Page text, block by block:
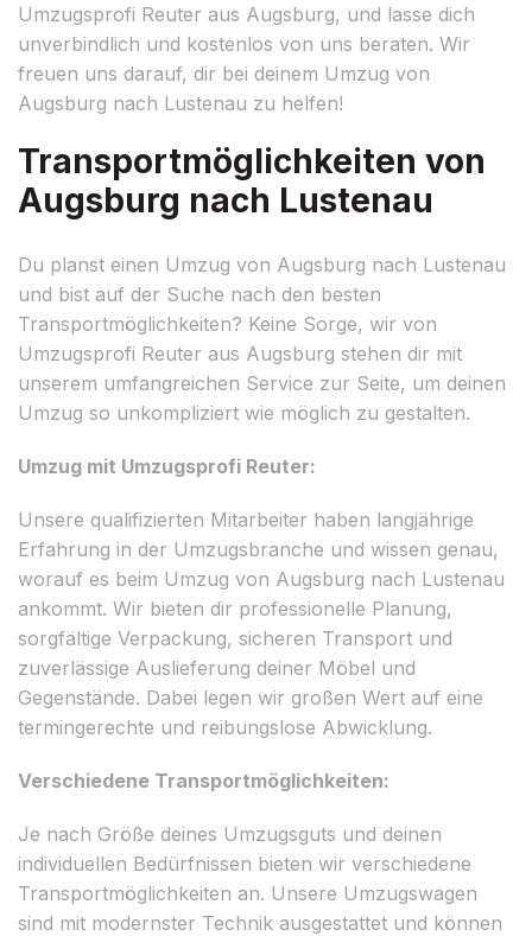
Umzugsprofi Reuter aus Augsburg, und lasse dich
unverbindlich und kostenlos von uns beraten. Wir
freuen uns darauf, dir bei deinem Umzug von
Augsburg nach Lustenau zu helfen!
Transportmöglichkeiten von
Augsburg nach Lustenau
Du planst einen Umzug von Augsburg nach Lustenau
und bist auf der Suche nach den besten
Transportmöglichkeiten? Keine Sorge, wir von
Umzugsprofi Reuter aus Augsburg stehen dir mit
unserem umfangreichen Service zur Seite, um deinen
Umzug so unkompliziert wie möglich zu gestalten.
Umzug mit Umzugsprofi Reuter:
Unsere qualifizierten Mitarbeiter haben langjährige
Erfahrung in der Umzugsbranche und wissen genau,
worauf es beim Umzug von Augsburg nach Lustenau
ankommt. Wir bieten dir professionelle Planung,
sorgfältige Verpackung, sicheren Transport und
zuverlässige Auslieferung deiner Möbel und
Gegenstände. Dabei legen wir großen Wert auf eine
termingerechte und reibungslose Abwicklung.
Verschiedene Transportmöglichkeiten:
Je nach Größe deines Umzugsguts und deinen
individuellen Bedürfnissen bieten wir verschiedene
Transportmöglichkeiten an. Unsere Umzugswagen
sind mit modernster Technik ausgestattet und können